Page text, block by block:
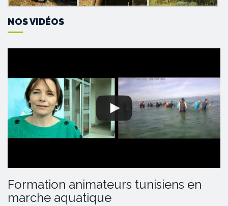
NOS VIDÉOS
Formation animateurs tunisiens en
marche aquatique